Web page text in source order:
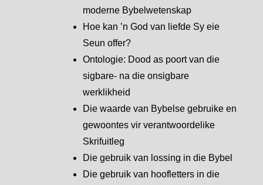
moderne Bybelwetenskap
Hoe kan ’n God van liefde Sy eie
Seun offer?
Ontologie: Dood as poort van die
sigbare- na die onsigbare
werklikheid
Die waarde van Bybelse gebruike en
gewoontes vir verantwoordelike
Skrifuitleg
Die gebruik van lossing in die Bybel
Die gebruik van hoofletters in die